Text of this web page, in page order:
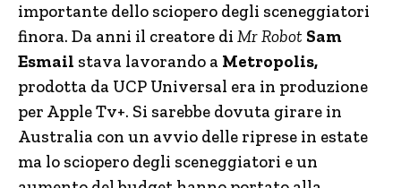
importante dello sciopero degli sceneggiatori
finora. Da anni il creatore di Mr Robot Sam
Esmail stava lavorando a Metropolis,
prodotta da UCP Universal era in produzione
per Apple Tv+. Si sarebbe dovuta girare in
Australia con un avvio delle riprese in estate
ma lo sciopero degli sceneggiatori e un